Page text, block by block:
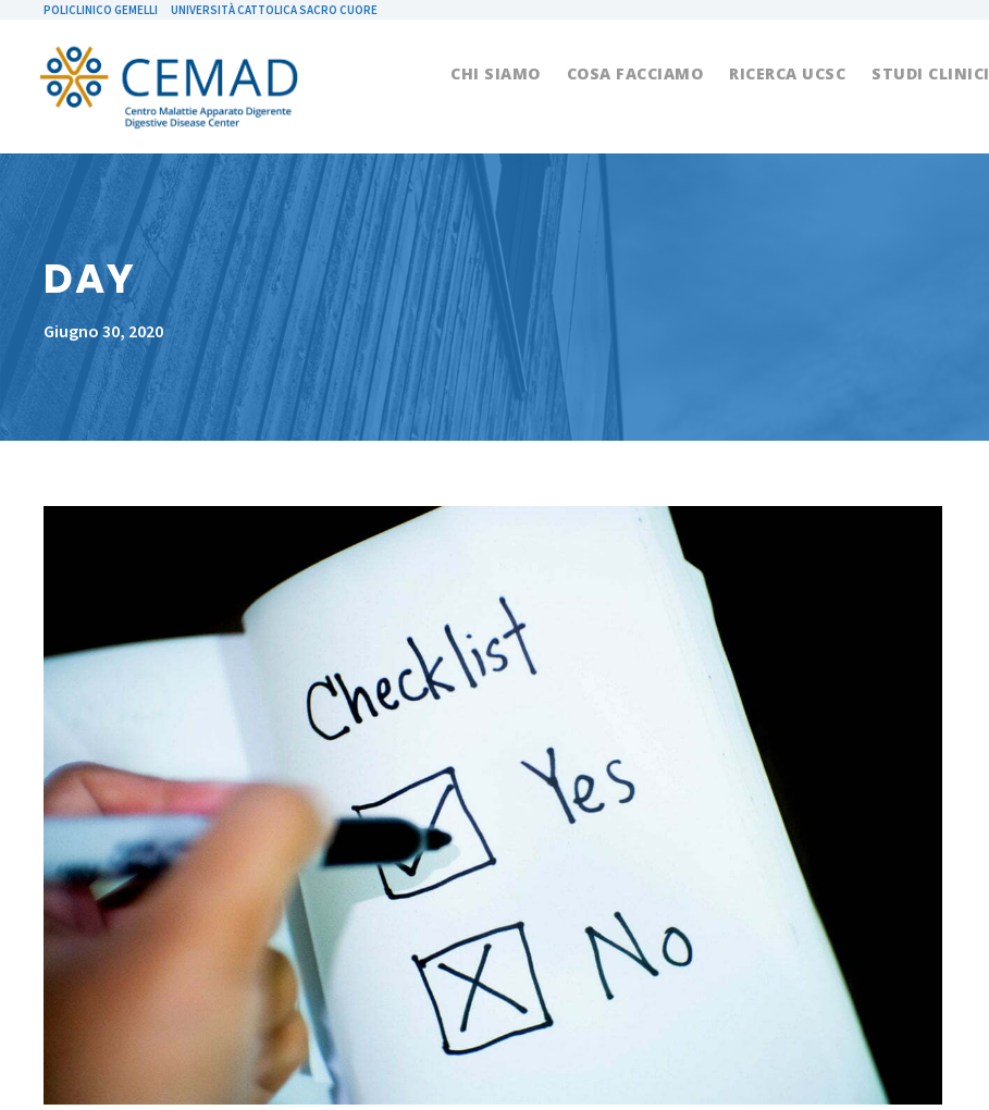
POLICLINICO GEMELLI UNIVERSITÀ CATTOLICA SACRO CUORE
CHI SIAMO COSA FACCIAMO RICERCA UCSC STUDI CLINICI
DAY
Giugno 30, 2020